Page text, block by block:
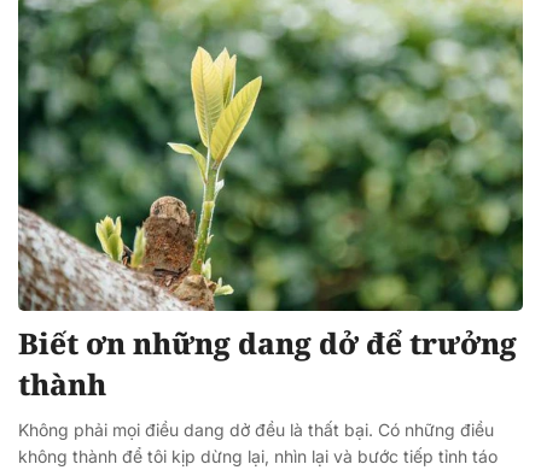
Biết ơn những dang dở để trưởng
thành
Không phải mọi điều dang dở đều là thất bại. Có những điều
không thành để tôi kịp dừng lại, nhìn lại và bước tiếp tỉnh táo